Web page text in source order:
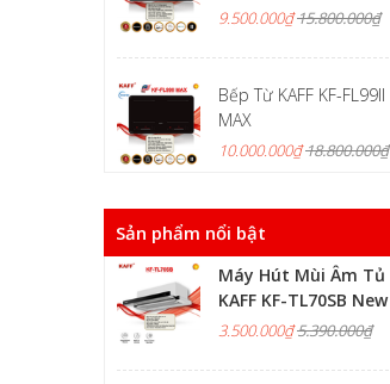
9.500.000₫15.800.000₫
Bếp Từ KAFF KF-FL99II
MAX
10.000.000₫18.800.000₫
Sản phẩm nổi bật
Máy Hút Mùi Âm Tủ
KAFF KF-TL70SB New
3.500.000₫5.390.000₫